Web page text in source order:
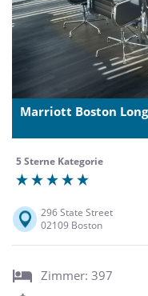
Marriott Boston
5 Sterne Kategorie
296 State Street
02109 Boston
Zimmer: 397